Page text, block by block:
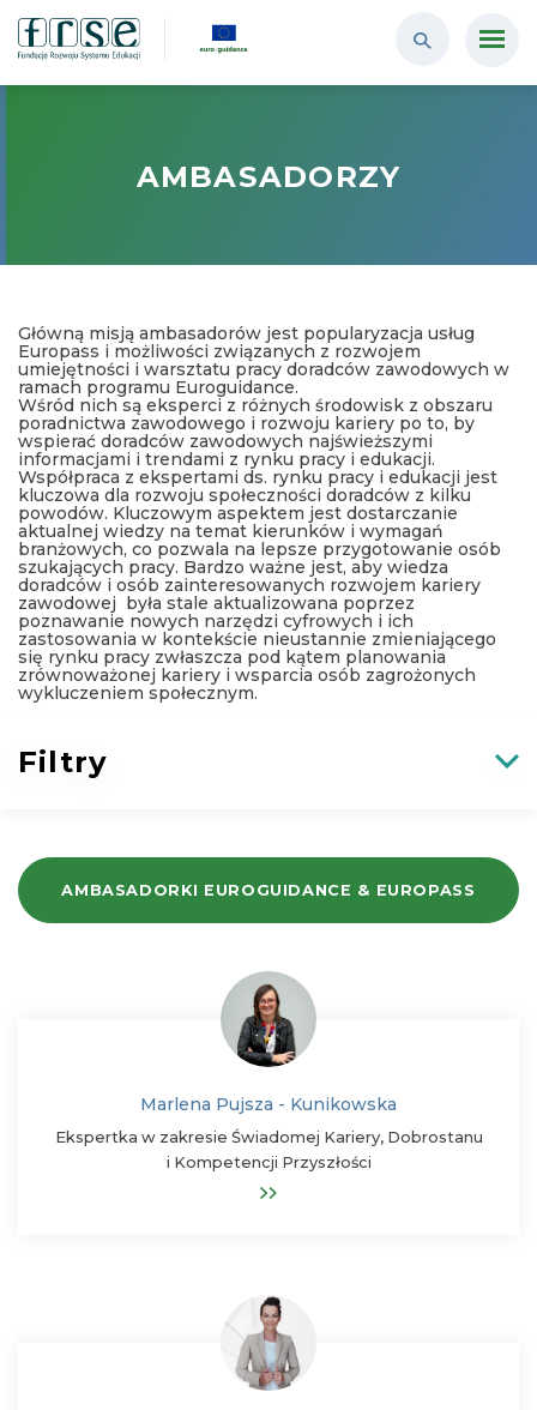
AMBASADORZY
Główną misją ambasadorów jest popularyzacja usług
Europass i możliwości związanych z rozwojem
umiejętności i warsztatu pracy doradców zawodowych w
ramach programu Euroguidance.
Wśród nich są eksperci z różnych środowisk z obszaru
poradnictwa zawodowego i rozwoju kariery po to, by
wspierać doradców zawodowych najświeższymi
informacjami i trendami z rynku pracy i edukacji.
Współpraca z ekspertami ds. rynku pracy i edukacji jest
kluczowa dla rozwoju społeczności doradców z kilku
powodów. Kluczowym aspektem jest dostarczanie
aktualnej wiedzy na temat kierunków i wymagań
branżowych, co pozwala na lepsze przygotowanie osób
szukających pracy. Bardzo ważne jest, aby wiedza
doradców i osób zainteresowanych rozwojem kariery
zawodowej była stale aktualizowana poprzez
poznawanie nowych narzędzi cyfrowych i ich
zastosowania w kontekście nieustannie zmieniającego
się rynku pracy zwłaszcza pod kątem planowania
zrównoważonej kariery i wsparcia osób zagrożonych
wykluczeniem społecznym.
Filtry
AMBASADORKI EUROGUIDANCE & EUROPASS
Marlena Pujsza - Kunikowska
Ekspertka w zakresie Świadomej Kariery, Dobrostanu
i Kompetencji Przyszłości